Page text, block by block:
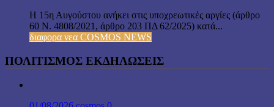
Η 15η Αυγούστου ανήκει στις υποχρεωτικές αργίες (άρθρο
60 Ν. 4808/2021, άρθρο 203 ΠΔ 62/2025) κατά...
διαφορα νεα COSMOS NEWS
ΠΟΛΙΤΙΣΜΟΣ ΕΚΔΗΛΩΣΕΙΣ